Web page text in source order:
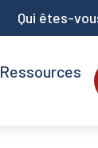
Qui êtes-
Ressources